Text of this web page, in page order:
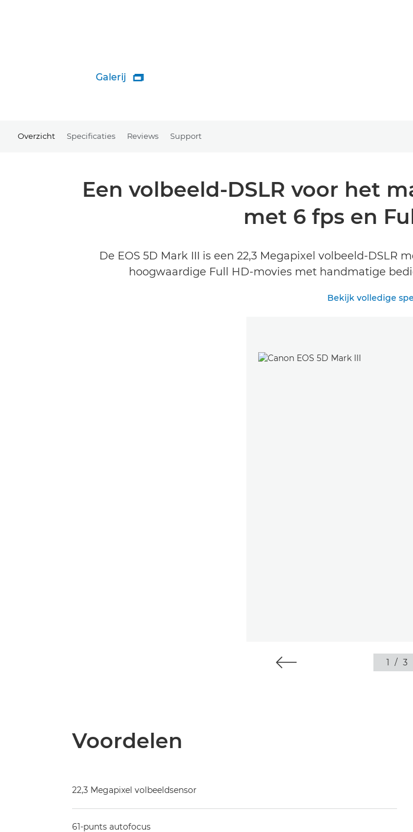
Galerij 
Overzicht Specificaties Reviews Support
Een volbeeld-DSLR voor het
met 6 fps en
De EOS 5D Mark III is een 22,3 Megapixel volbeeld-
hoogwaardige Full HD-movies met handmatige
Bekijk volledige
1 / 3
Voordelen
22,3 Megapixel volbeeldsensor
61-punts autofocus